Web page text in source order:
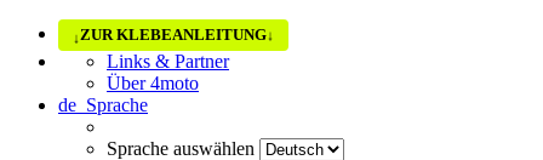
↓ZUR KLEBEANLEITUNG↓
Links & Partner
Über 4moto
de Sprache
Sprache auswählen